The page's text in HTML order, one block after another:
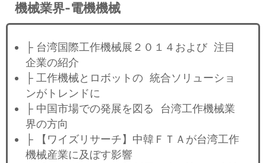
機械業界-電機機械
├ 台湾国際工作機械展２０１４および 注目
企業の紹介
├ 工作機械とロボットの 統合ソリューショ
ンがトレンドに
├ 中国市場での発展を図る 台湾工作機械業
界の方向
├ 【ワイズリサーチ】中韓ＦＴＡが台湾工作
機械産業に及ぼす影響